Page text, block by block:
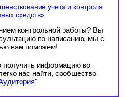
учета и контроля
средств»
контрольной работы? Вы
по написанию, мы с
вам поможем!
получить информацию во
нас найти, сообщество
"